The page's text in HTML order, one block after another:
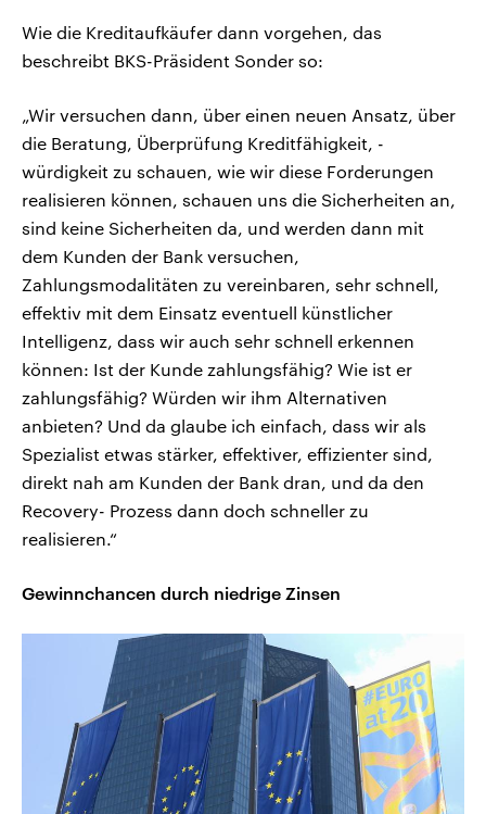
Wie die Kreditaufkäufer dann vorgehen, das
beschreibt BKS-Präsident Sonder so:
„Wir versuchen dann, über einen neuen Ansatz, über
die Beratung, Überprüfung Kreditfähigkeit, -
würdigkeit zu schauen, wie wir diese Forderungen
realisieren können, schauen uns die Sicherheiten an,
sind keine Sicherheiten da, und werden dann mit
dem Kunden der Bank versuchen,
Zahlungsmodalitäten zu vereinbaren, sehr schnell,
effektiv mit dem Einsatz eventuell künstlicher
Intelligenz, dass wir auch sehr schnell erkennen
können: Ist der Kunde zahlungsfähig? Wie ist er
zahlungsfähig? Würden wir ihm Alternativen
anbieten? Und da glaube ich einfach, dass wir als
Spezialist etwas stärker, effektiver, effizienter sind,
direkt nah am Kunden der Bank dran, und da den
Recovery- Prozess dann doch schneller zu
realisieren.“
Gewinnchancen durch niedrige Zinsen